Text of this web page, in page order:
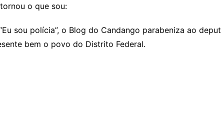
o que sou:
sou polícia”, o Blog do Candango parabeniza ao
bem o povo do Distrito Federal.